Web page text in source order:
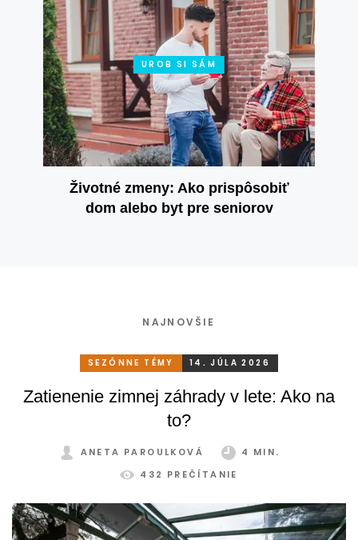
UROB SI SÁM
Životné zmeny: Ako prispôsobiť
dom alebo byt pre seniorov
NAJNOVŠIE
SEZÓNNE TÉMY 14. JÚLA 2026
Zatienenie zimnej záhrady v lete: Ako na
to?
ANETA PAROULKOVÁ
4 MIN.
432 PREČÍTANIE